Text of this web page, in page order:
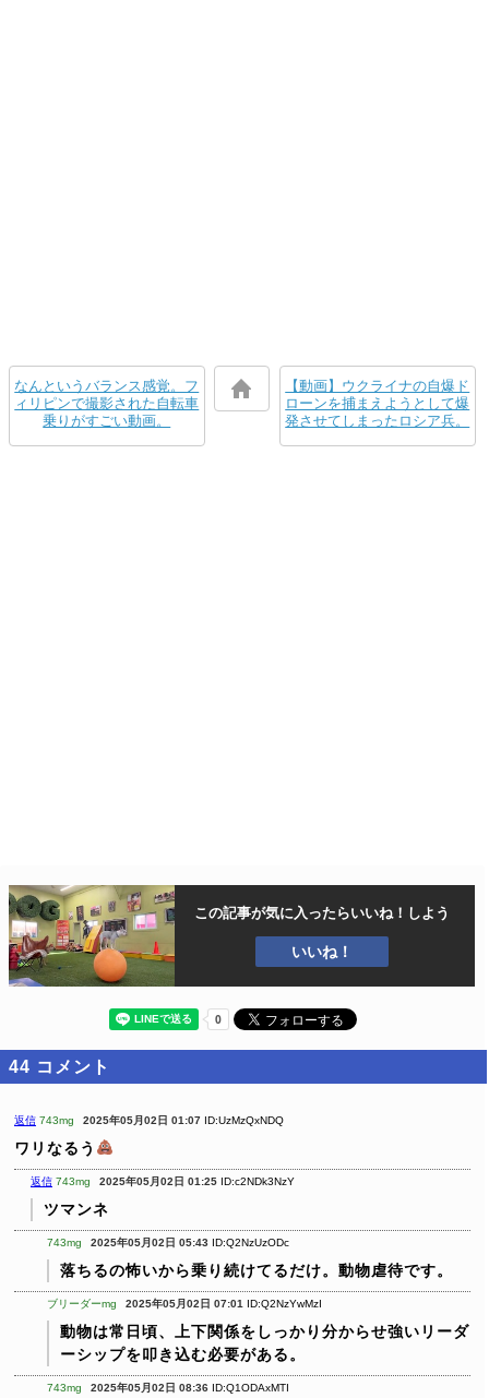
なんというバランス感覚。フ
ィリピンで撮影された自転車
乗りがすごい動画。
【動画】ウクライナの自爆ド
ローンを捕まえようとして爆
発させてしまったロシア兵。
この記事が気に入ったらいいね！しよう
いいね！
44 コメント
返信 743mg 2025年05月02日 01:07 ID:UzMzQxNDQ
ワリなるう
返信 743mg 2025年05月02日 01:25 ID:c2NDk3NzY
ツマンネ
743mg 2025年05月02日 05:43 ID:Q2NzUzODc
落ちるの怖いから乗り続けてるだけ。動物虐待です。
ブリーダーmg 2025年05月02日 07:01 ID:Q2NzYwMzI
動物は常日頃、上下関係をしっかり分からせ強いリーダ
ーシップを叩き込む必要がある。
743mg 2025年05月02日 08:36 ID:Q1ODAxMTI